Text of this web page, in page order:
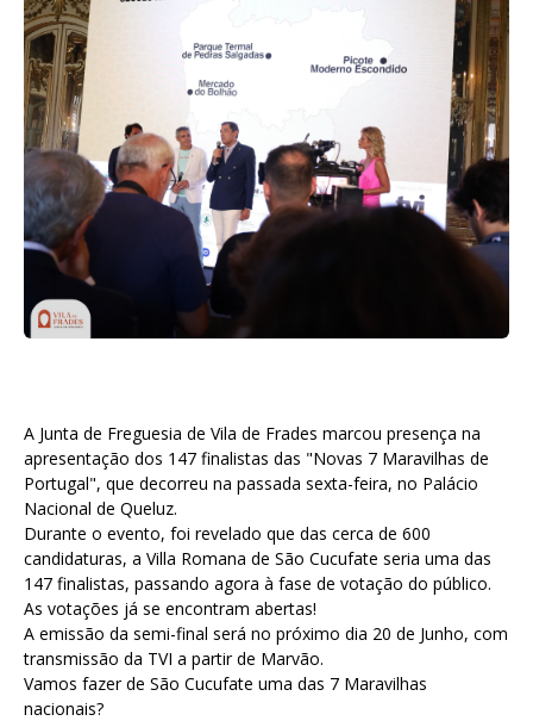
A Junta de Freguesia de Vila de Frades marcou presença na
apresentação dos 147 finalistas das "Novas 7 Maravilhas de
Portugal", que decorreu na passada sexta-feira, no Palácio
Nacional de Queluz.
Durante o evento, foi revelado que das cerca de 600
candidaturas, a Villa Romana de São Cucufate seria uma das
147 finalistas, passando agora à fase de votação do público.
As votações já se encontram abertas!
A emissão da semi-final será no próximo dia 20 de Junho, com
transmissão da TVI a partir de Marvão.
Vamos fazer de São Cucufate uma das 7 Maravilhas
nacionais?